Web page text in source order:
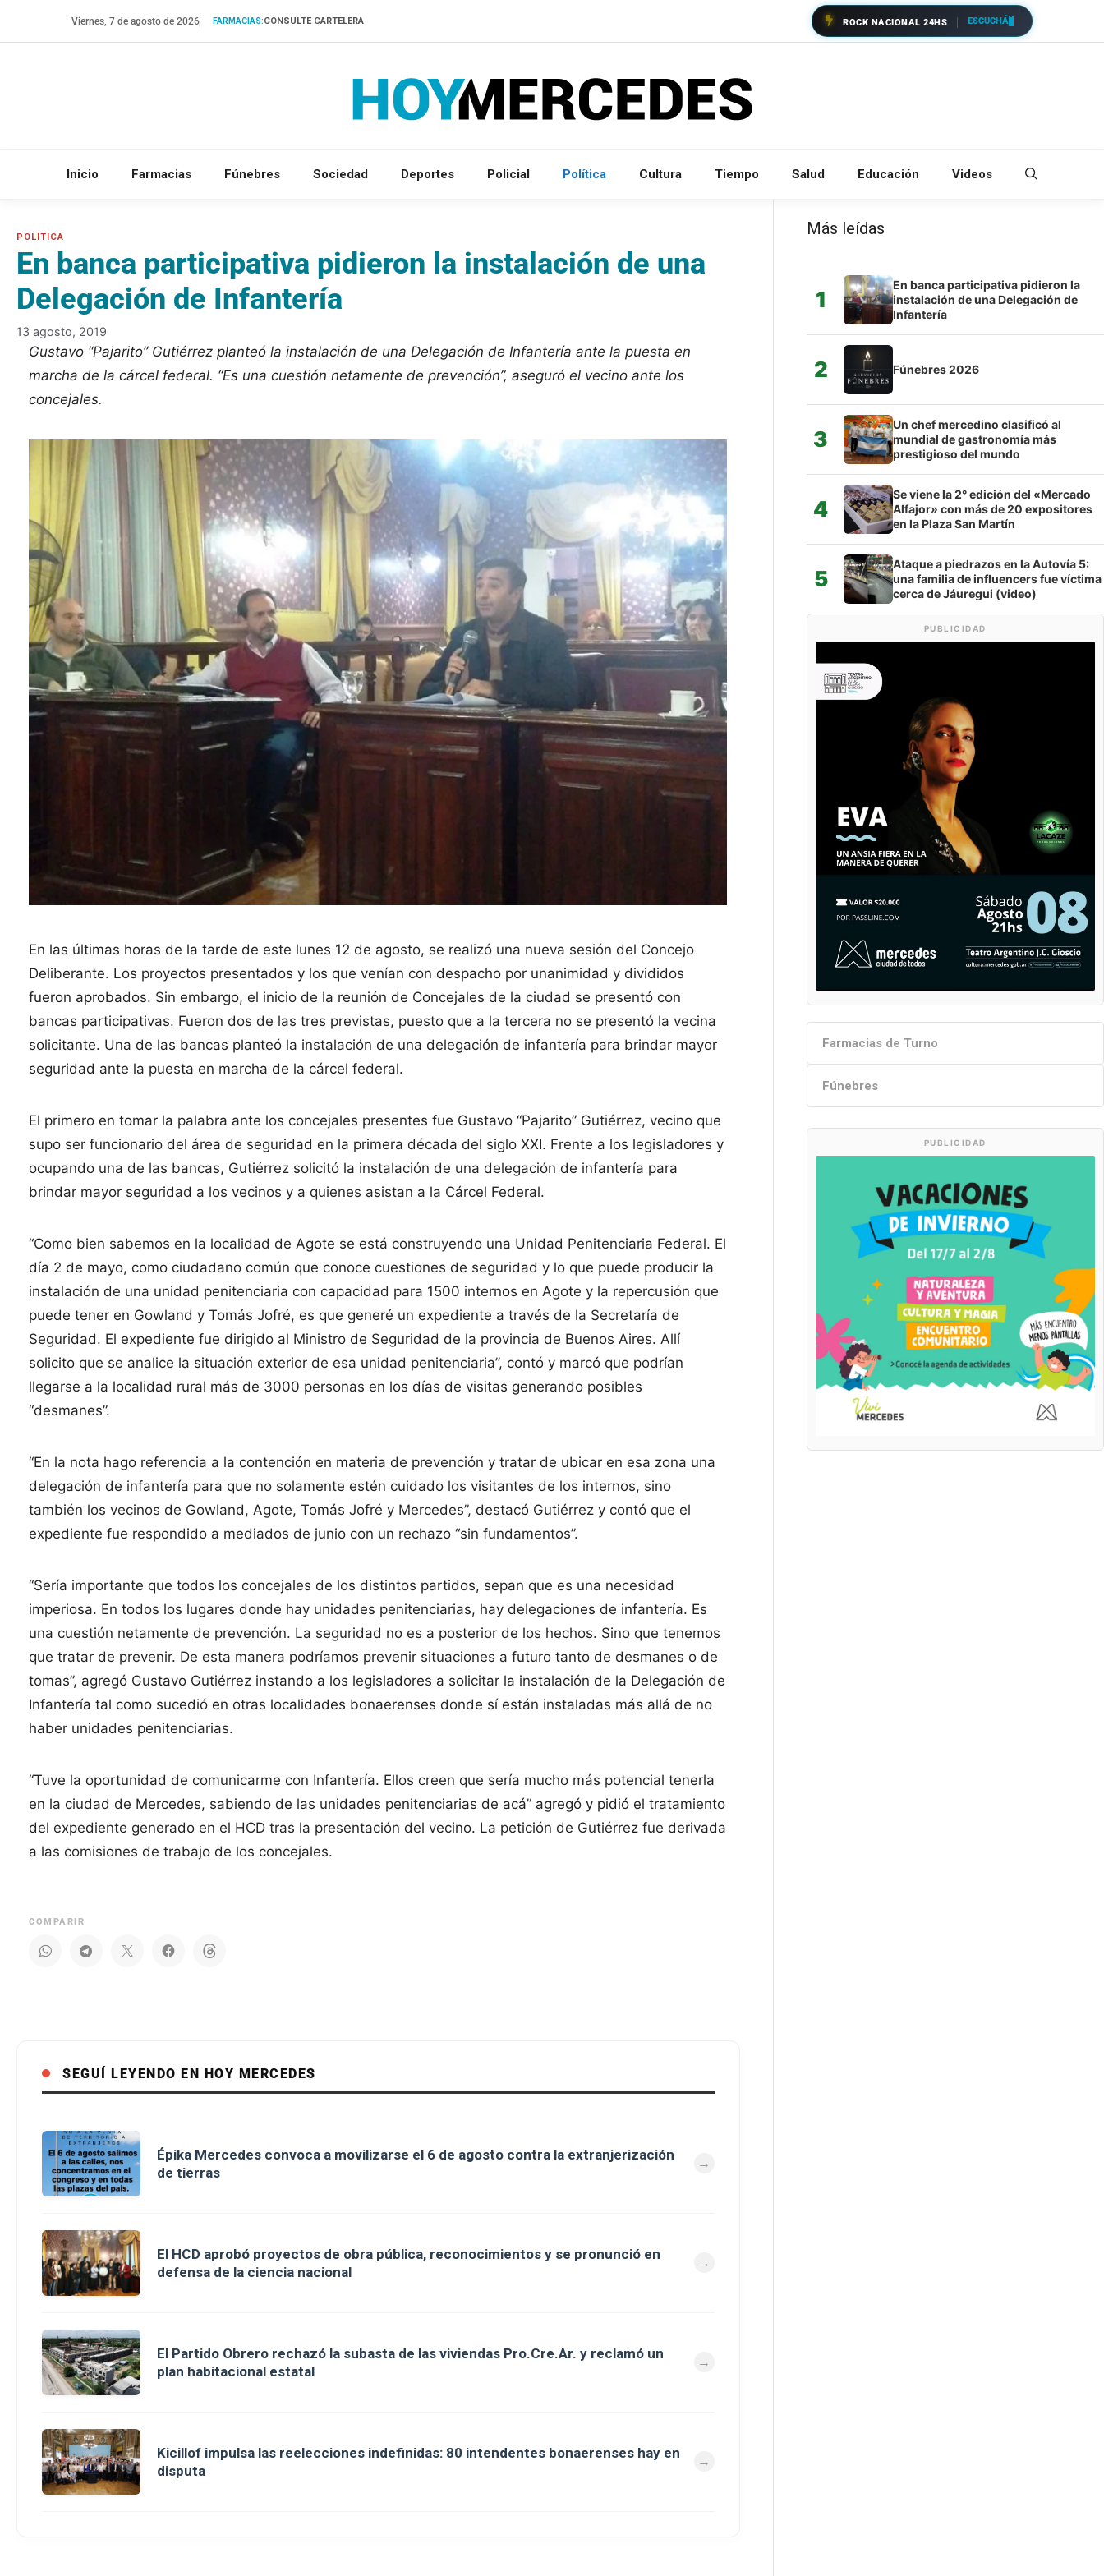
Viernes, 7 de agosto de 2026 FARMACIAS:CONSULTE CARTELERA ROCK NACIONAL 24HS ESCUCHÁ
Inicio Farmacias Fúnebres Sociedad Deportes Policial Política Cultura Tiempo Salud Educación Videos
En banca participativa pidieron la instalación de una
Delegación de Infantería
13 agosto, 2019
Gustavo “Pajarito” Gutiérrez planteó la instalación de una Delegación de Infantería ante la puesta en
marcha de la cárcel federal. “Es una cuestión netamente de prevención”, aseguró el vecino ante los
concejales.
En las últimas horas de la tarde de este lunes 12 de agosto, se realizó una nueva sesión del Concejo
Deliberante. Los proyectos presentados y los que venían con despacho por unanimidad y divididos
fueron aprobados. Sin embargo, el inicio de la reunión de Concejales de la ciudad se presentó con
bancas participativas. Fueron dos de las tres previstas, puesto que a la tercera no se presentó la vecina
solicitante. Una de las bancas planteó la instalación de una delegación de infantería para brindar mayor
seguridad ante la puesta en marcha de la cárcel federal.
El primero en tomar la palabra ante los concejales presentes fue Gustavo “Pajarito” Gutiérrez, vecino que
supo ser funcionario del área de seguridad en la primera década del siglo XXI. Frente a los legisladores y
ocupando una de las bancas, Gutiérrez solicitó la instalación de una delegación de infantería para
brindar mayor seguridad a los vecinos y a quienes asistan a la Cárcel Federal.
“Como bien sabemos en la localidad de Agote se está construyendo una Unidad Penitenciaria Federal. El
día 2 de mayo, como ciudadano común que conoce cuestiones de seguridad y lo que puede producir la
instalación de una unidad penitenciaria con capacidad para 1500 internos en Agote y la repercusión que
puede tener en Gowland y Tomás Jofré, es que generé un expediente a través de la Secretaría de
Seguridad. El expediente fue dirigido al Ministro de Seguridad de la provincia de Buenos Aires. Allí
solicito que se analice la situación exterior de esa unidad penitenciaria”, contó y marcó que podrían
llegarse a la localidad rural más de 3000 personas en los días de visitas generando posibles
“desmanes”.
“En la nota hago referencia a la contención en materia de prevención y tratar de ubicar en esa zona una
delegación de infantería para que no solamente estén cuidado los visitantes de los internos, sino
también los vecinos de Gowland, Agote, Tomás Jofré y Mercedes”, destacó Gutiérrez y contó que el
expediente fue respondido a mediados de junio con un rechazo “sin fundamentos”.
“Sería importante que todos los concejales de los distintos partidos, sepan que es una necesidad
imperiosa. En todos los lugares donde hay unidades penitenciarias, hay delegaciones de infantería. Es
una cuestión netamente de prevención. La seguridad no es a posterior de los hechos. Sino que tenemos
que tratar de prevenir. De esta manera podríamos prevenir situaciones a futuro tanto de desmanes o de
tomas”, agregó Gustavo Gutiérrez instando a los legisladores a solicitar la instalación de la Delegación de
Infantería tal como sucedió en otras localidades bonaerenses donde sí están instaladas más allá de no
haber unidades penitenciarias.
“Tuve la oportunidad de comunicarme con Infantería. Ellos creen que sería mucho más potencial tenerla
en la ciudad de Mercedes, sabiendo de las unidades penitenciarias de acá” agregó y pidió el tratamiento
del expediente generado en el HCD tras la presentación del vecino. La petición de Gutiérrez fue derivada
a las comisiones de trabajo de los concejales.
COMPARIR
SEGUÍ LEYENDO EN HOY MERCEDES
Épika Mercedes convoca a movilizarse el 6 de agosto contra la extranjerización
de tierras
El HCD aprobó proyectos de obra pública, reconocimientos y se pronunció en
defensa de la ciencia nacional
El Partido Obrero rechazó la subasta de las viviendas Pro.Cre.Ar. y reclamó un
plan habitacional estatal
Kicillof impulsa las reelecciones indefinidas: 80 intendentes bonaerenses hay en
disputa
Más leídas
1
En banca participativa pidieron la
instalación de una Delegación de
Infantería
2 Fúnebres 2026
3
Un chef mercedino clasificó al
mundial de gastronomía más
prestigioso del mundo
4
Se viene la 2° edición del «Mercado
Alfajor» con más de 20 expositores
en la Plaza San Martín
5
Ataque a piedrazos en la Autovía 5:
una familia de influencers fue víctima
cerca de Jáuregui (video)
PUBLICIDAD
Farmacias de Turno
Fúnebres
PUBLICIDAD